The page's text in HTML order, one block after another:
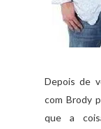
Depois de
com Brody
que a